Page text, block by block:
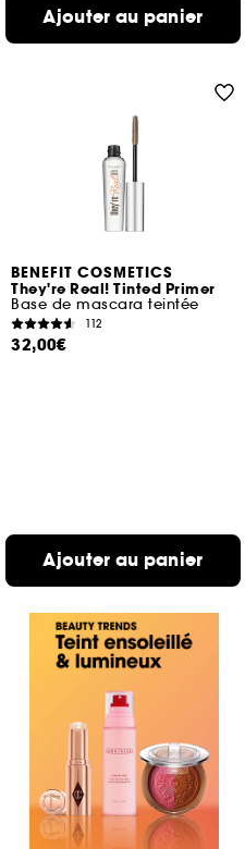
Ajouter au panier
BENEFIT COSMETICS
They're Real! Tinted Primer
Base de mascara teintée
112
32,00€
Ajouter au panier